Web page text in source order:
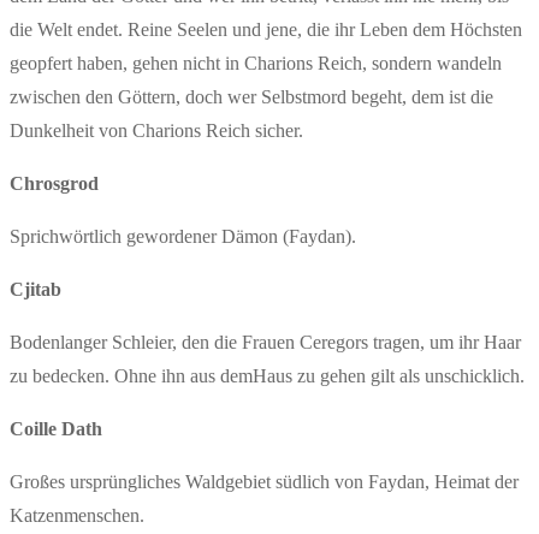
die Welt endet. Reine Seelen und jene, die ihr Leben dem Höchsten
geopfert haben, gehen nicht in Charions Reich, sondern wandeln
zwischen den Göttern, doch wer Selbstmord begeht, dem ist die
Dunkelheit von Charions Reich sicher.
Chrosgrod
Sprichwörtlich gewordener Dämon (Faydan).
Cjitab
Bodenlanger Schleier, den die Frauen Ceregors tragen, um ihr Haar
zu bedecken. Ohne ihn aus demHaus zu gehen gilt als unschicklich.
Coille Dath
Großes ursprüngliches Waldgebiet südlich von Faydan, Heimat der
Katzenmenschen.